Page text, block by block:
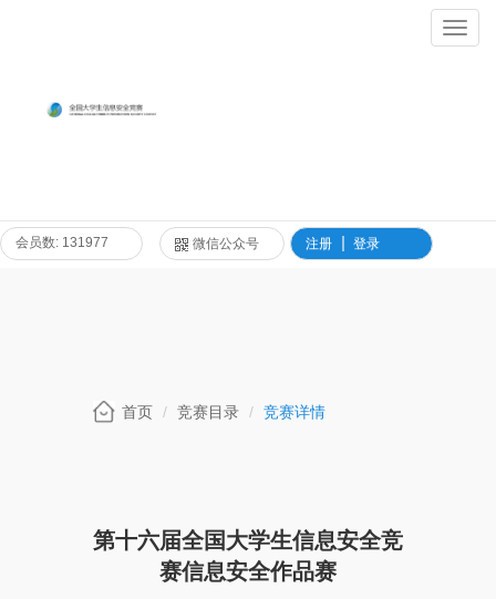
会员数: 131977 微信公众号 注册 登录
首页 竞赛目录 竞赛详情
第十六届全国大学生信息安全竞
赛信息安全作品赛